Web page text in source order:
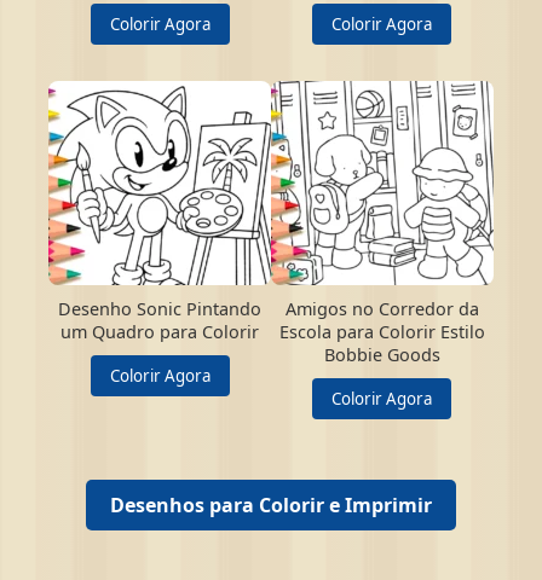
Colorir Agora Colorir Agora
Desenho Sonic Pintando
um Quadro para Colorir
Colorir Agora
Amigos no Corredor da
Escola para Colorir Estilo
Bobbie Goods
Colorir Agora
Desenhos para Colorir e Imprimir